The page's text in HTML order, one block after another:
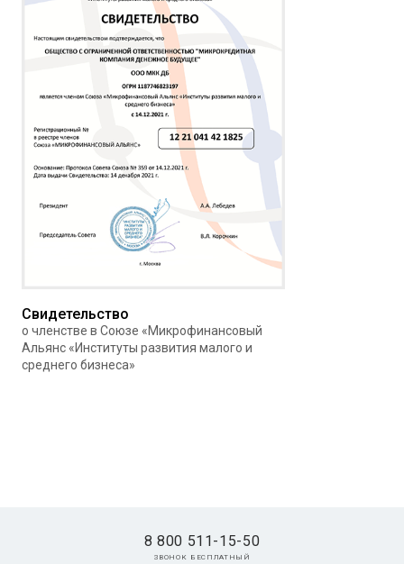
Свидетельство
о членстве в Союзе «Микрофинансовый
Альянс «Институты развития малого и
среднего бизнеса»
8 800 511-15-50
звонок бесплатный